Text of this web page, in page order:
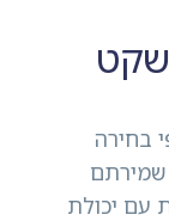
שקט
בחירה
שמירתם
עם יכולת